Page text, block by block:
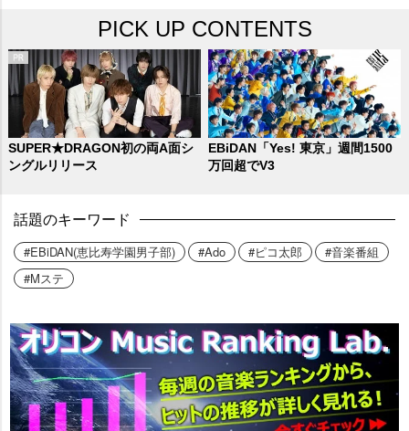
PICK UP CONTENTS
SUPER★DRAGON初の両A面シ
ングルリリース
EBiDAN「Yes! 東京」週間1500
万回超でV3
話題のキーワード
#EBiDAN(恵比寿学園男子部) #Ado #ピコ太郎
#音楽番組
#Mステ